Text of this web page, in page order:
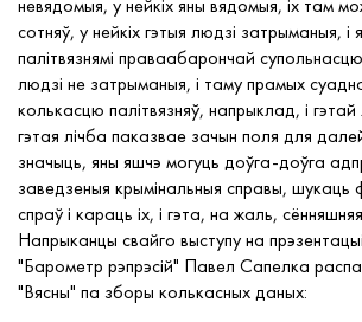
невядомыя, у нейкіх яны вядомыя, іх там
сотняў, у нейкіх гэтыя людзі затрыманыя,
палітвязнямі праваабарончай
людзі не затрыманыя, і таму прамых
колькасцю палітвязняў, напрыклад, і
гэтая лічба паказвае зачын поля для
значыць, яны яшчэ могуць доўга-доўга
заведзеныя крымінальныя справы, шукаць
спраў і караць іх, і гэта, на жаль,
Напрыканцы свайго выступу на
"Барометр рэпрэсій" Павел Сапелка
"Вясны" па зборы колькасных даных: